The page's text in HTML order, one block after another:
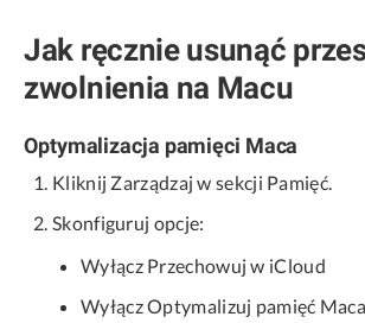
Jak ręcznie usunąć
zwolnienia na Macu
Optymalizacja pamięci Maca
Kliknij Zarządzaj w sekcji Pamięć.
Skonfiguruj opcje:
Wyłącz Przechowuj w iCloud
Wyłącz Optymalizuj pamięć Maca